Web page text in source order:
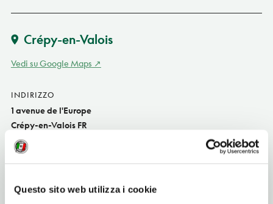
Questo sito web utilizza i cookie
Crépy-en-Valois
Vedi su Google Maps
INDIRIZZO
1 avenue de l'Europe
Crépy-en-Valois FR
TELEFONO
NUMERO CAMERE